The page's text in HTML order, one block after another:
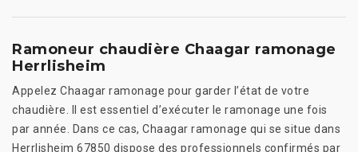
Ramoneur chaudière Chaagar ramonage
Herrlisheim
Appelez Chaagar ramonage pour garder l’état de votre
chaudière. Il est essentiel d’exécuter le ramonage une fois
par année. Dans ce cas, Chaagar ramonage qui se situe dans
Herrlisheim 67850 dispose des professionnels confirmés par